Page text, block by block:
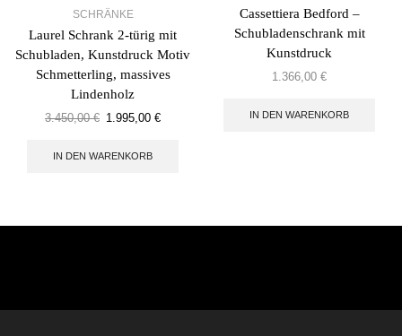
SCHRÄNKE
Laurel Schrank 2-türig mit
Schubladen, Kunstdruck Motiv
Schmetterling, massives
Lindenholz
3.450,00€ 1.995,00 €
IN DEN WARENKORB
Cassettiera Bedford –
Schubladenschrank mit
Kunstdruck
1.366,00 €
IN DEN WARENKORB